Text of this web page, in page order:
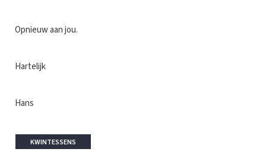
Opnieuw aan jou.
Hartelijk
Hans
KWINTESSENS